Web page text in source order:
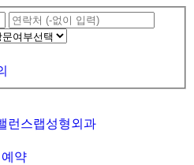
런스랩성형외과
약